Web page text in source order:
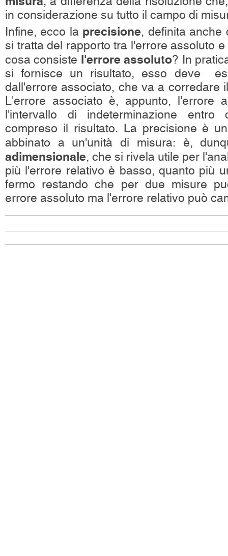
in considerazione su tutto il campo di
Infine, ecco la precisione, definita anche
si tratta del rapporto tra l'errore assoluto
cosa consiste l'errore assoluto? In
si fornisce un risultato, esso deve
dall'errore associato, che va a corredare
L'errore associato è, appunto, l'errore
l'intervallo di indeterminazione
compreso il risultato. La precisione è
abbinato a un'unità di misura: è,
adimensionale, che si rivela utile per
più l'errore relativo è basso, quanto più
fermo restando che per due misure
errore assoluto ma l'errore relativo può